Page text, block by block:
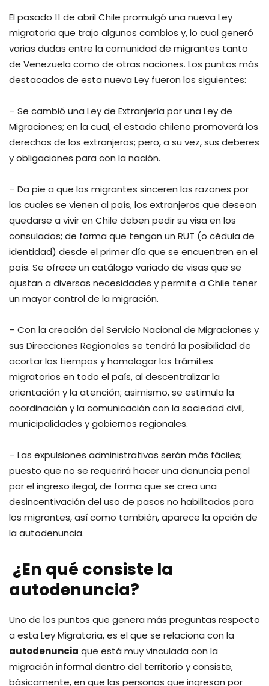
El pasado 11 de abril Chile promulgó una nueva Ley
migratoria que trajo algunos cambios y, lo cual generó
varias dudas entre la comunidad de migrantes tanto
de Venezuela como de otras naciones. Los puntos más
destacados de esta nueva Ley fueron los siguientes:
– Se cambió una Ley de Extranjería por una Ley de
Migraciones; en la cual, el estado chileno promoverá los
derechos de los extranjeros; pero, a su vez, sus deberes
y obligaciones para con la nación.
– Da pie a que los migrantes sinceren las razones por
las cuales se vienen al país, los extranjeros que desean
quedarse a vivir en Chile deben pedir su visa en los
consulados; de forma que tengan un RUT (o cédula de
identidad) desde el primer día que se encuentren en el
país. Se ofrece un catálogo variado de visas que se
ajustan a diversas necesidades y permite a Chile tener
un mayor control de la migración.
– Con la creación del Servicio Nacional de Migraciones y
sus Direcciones Regionales se tendrá la posibilidad de
acortar los tiempos y homologar los trámites
migratorios en todo el país, al descentralizar la
orientación y la atención; asimismo, se estimula la
coordinación y la comunicación con la sociedad civil,
municipalidades y gobiernos regionales.
– Las expulsiones administrativas serán más fáciles;
puesto que no se requerirá hacer una denuncia penal
por el ingreso ilegal, de forma que se crea una
desincentivación del uso de pasos no habilitados para
los migrantes, así como también, aparece la opción de
la autodenuncia.
¿En qué consiste la
autodenuncia?
Uno de los puntos que genera más preguntas respecto
a esta Ley Migratoria, es el que se relaciona con la
autodenuncia que está muy vinculada con la
migración informal dentro del territorio y consiste,
básicamente, en que las personas que ingresan por